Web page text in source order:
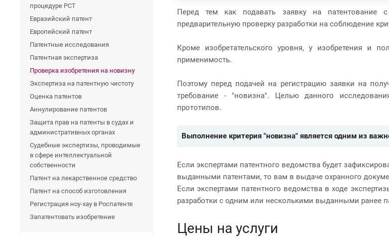
Перед тем как подавать заявку на патентование
предварительную проверку разработки на соблюдение
Кроме изобретательского уровня, у изобретения и
применимость.
Поэтому перед подачей на регистрацию заявки на
требование - "новизна". Целью данного
прототипов.
Выполнение критерия "новизна" является одним из
Если экспертами патентного ведомства будет
выданными патентами, то вам в выдаче охранного
Если экспертами патентного ведомства в ходе
разработки с одним или несколькими выданными ранее
Цены на услуги
процедуре PCT
Евразийский патент
Европейский патент
Патентные исследования
Патентная экспертиза
Проверка изобретения на новизну
Экспертиза на патентную чистоту
Оценка патентов
Аннулирование патентов
Защита прав на патенты в судах и
административных органах
Судебные экспертизы, проводимые
в сфере интеллектуальной
собственности
Патент на лекарственное средство
Патент на способ изготовления
Регистрация ноу-хау в Роспатенте
Запатентовать изобретение